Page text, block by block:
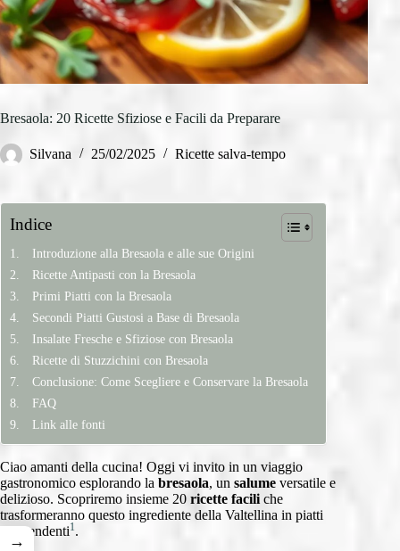
Bresaola: 20 Ricette Sfiziose e Facili da Preparare
Silvana 25/02/2025 Ricette salva-tempo
Indice
Introduzione alla Bresaola e alle sue Origini
Ricette Antipasti con la Bresaola
Primi Piatti con la Bresaola
Secondi Piatti Gustosi a Base di Bresaola
Insalate Fresche e Sfiziose con Bresaola
Ricette di Stuzzichini con Bresaola
Conclusione: Come Scegliere e Conservare la Bresaola
FAQ
Link alle fonti
Ciao amanti della cucina! Oggi vi invito in un viaggio
gastronomico esplorando la bresaola, un salume versatile e
delizioso. Scopriremo insieme 20 ricette facili che
trasformeranno questo ingrediente della Valtellina in piatti
sorprendenti1.
→